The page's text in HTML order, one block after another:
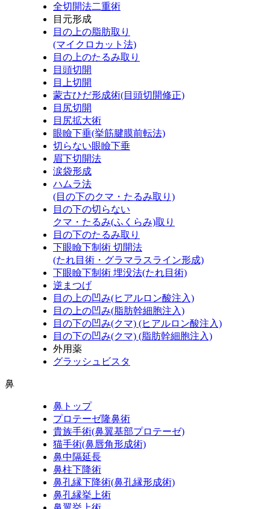
全切開法二重術
目元形成
目の上の脂肪取り
(マイクロカット法)
目の上のたるみ取り
目頭切開
目上切開
蒙古ひだ形成術(目頭切開修正)
目尻切開
目尻拡大術
眼瞼下垂(挙筋腱膜前転法)
切らない眼瞼下垂
眉下切開法
涙袋形成
ハムラ法
(目の下のクマ・たるみ取り)
目の下の切らない
クマ・たるみ(ふくらみ)取り
目の下のたるみ取り
下眼瞼下制術 切開法
(たれ目術・グラマラスライン形成)
下眼瞼下制術 埋没法(たれ目術)
逆まつげ
目の上の凹み(ヒアルロン酸注入)
目の上の凹み(脂肪幹細胞注入)
目の下の凹み(クマ) (ヒアルロン酸注入)
目の下の凹み(クマ) (脂肪幹細胞注入)
外用薬
グラッシュビスタ
鼻
鼻トップ
プロテーゼ隆鼻術
貴族手術(鼻翼基部プロテーゼ)
猫手術(鼻唇角形成術)
鼻中隔延長
鼻柱下降術
鼻孔縁下降術(鼻孔縁形成術)
鼻孔縁挙上術